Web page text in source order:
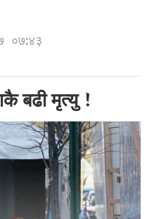
०७:४३
बढी मृत्यु !